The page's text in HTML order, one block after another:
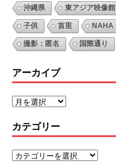
沖縄県 東アジア映像館
子供 首里 NAHA
撮影：匿名 国際通り
アーカイブ
カテゴリー